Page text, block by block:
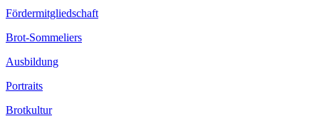
Fördermitgliedschaft
Brot-Sommeliers
Ausbildung
Portraits
Brotkultur